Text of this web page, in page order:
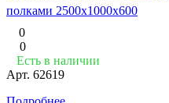
полками 2500x1000x600
0
0
Есть в наличии
Арт. 62619